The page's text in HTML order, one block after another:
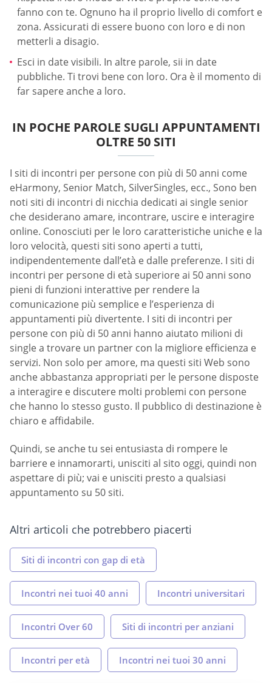
fanno con te. Ognuno ha il proprio livello di comfort e
zona. Assicurati di essere buono con loro e di non
metterli a disagio.
Esci in date visibili. In altre parole, sii in date
pubbliche. Ti trovi bene con loro. Ora è il momento di
far sapere anche a loro.
IN POCHE PAROLE SUGLI APPUNTAMENTI
OLTRE 50 SITI
I siti di incontri per persone con più di 50 anni come
eHarmony, Senior Match, SilverSingles, ecc., Sono ben
noti siti di incontri di nicchia dedicati ai single senior
che desiderano amare, incontrare, uscire e interagire
online. Conosciuti per le loro caratteristiche uniche e la
loro velocità, questi siti sono aperti a tutti,
indipendentemente dall’età e dalle preferenze. I siti di
incontri per persone di età superiore ai 50 anni sono
pieni di funzioni interattive per rendere la
comunicazione più semplice e l’esperienza di
appuntamenti più divertente. I siti di incontri per
persone con più di 50 anni hanno aiutato milioni di
single a trovare un partner con la migliore efficienza e
servizi. Non solo per amore, ma questi siti Web sono
anche abbastanza appropriati per le persone disposte
a interagire e discutere molti problemi con persone
che hanno lo stesso gusto. Il pubblico di destinazione è
chiaro e affidabile.
Quindi, se anche tu sei entusiasta di rompere le
barriere e innamorarti, unisciti al sito oggi, quindi non
aspettare di più; vai e unisciti presto a qualsiasi
appuntamento su 50 siti.
Altri articoli che potrebbero piacerti
Siti di incontri con gap di età
Incontri nei tuoi 40 anni Incontri universitari
Incontri Over 60 Siti di incontri per anziani
Incontri per età Incontri nei tuoi 30 anni